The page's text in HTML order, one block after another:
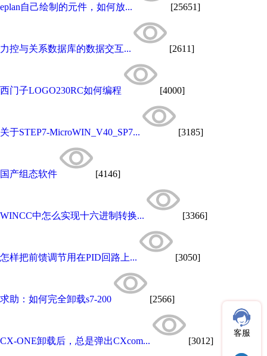
eplan自己绘制的元件，如何放... [25651]
力控与关系数据库的数据交互... [2611]
西门子LOGO230RC如何编程 [4000]
关于STEP7-MicroWIN_V40_SP7... [3185]
国产组态软件 [4146]
WINCC中怎么实现十六进制转换... [3366]
怎样把前馈调节用在PID回路上... [3050]
求助：如何完全卸载s7-200 [2566]
CX-ONE卸载后，总是弹出CXcom... [3012]
客服